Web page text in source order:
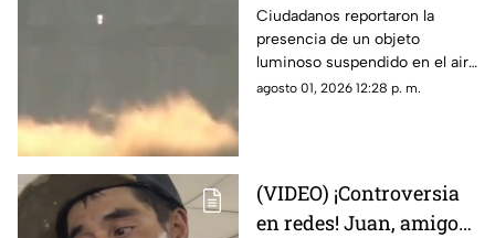
luz de extraña forma
que asemeja un OVNI
Ciudadanos reportaron la
presencia de un objeto
luminoso suspendido en el aire
que no coincidía con drones ni
agosto 01, 2026 12:28 p. m.
(VIDEO) ¡Controversia
en redes! Juan, amigo